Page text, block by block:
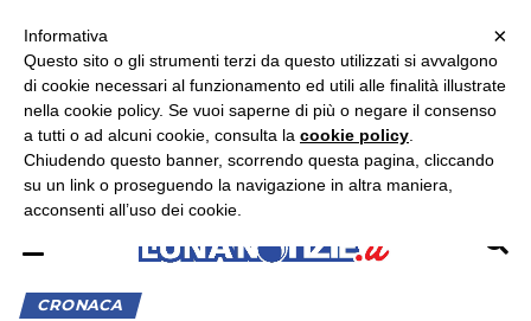
ASCOLTA RADIO LUNA
CRONACA
×
×
Informativa
Questo sito o gli strumenti terzi da questo utilizzati si avvalgono
di cookie necessari al funzionamento ed utili alle finalità illustrate
nella cookie policy. Se vuoi saperne di più o negare il consenso
a tutti o ad alcuni cookie, consulta la cookie policy
Chiudendo questo banner, scorrendo questa pagina, cliccando
su un link o proseguendo la navigazione in altra maniera,
acconsenti all’uso dei cookie.